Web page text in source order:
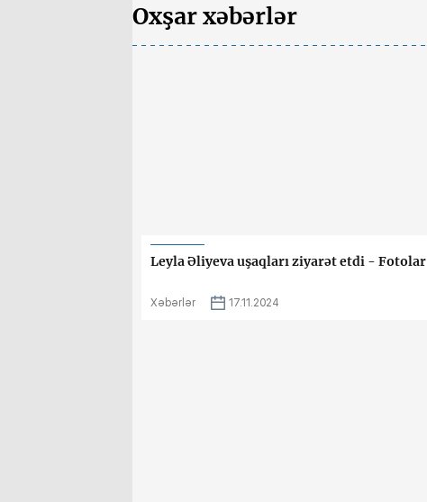
Oxşar xəbərlər
Leyla Əliyeva uşaqları ziyarət etdi - Fotolar
Xəbərlər 17.11.2024